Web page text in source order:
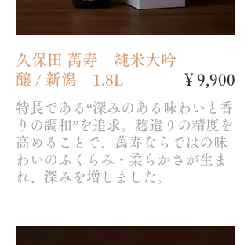
久保田 萬寿 純米大吟
醸 / 新潟 1.8L
特長である“深みのある味わいと香
りの調和”を追求。麹造りの精度を
高めることで、萬寿ならではの味
わいのふくらみ・柔らかさが生ま
れ、深みを増しました。
￥9,900